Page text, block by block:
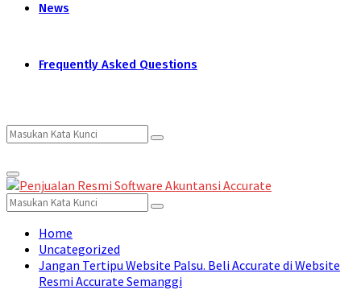
News
Frequently Asked Questions
Search
for:
Search
Primary
Menu
Search
for:
Search
Home
Uncategorized
Jangan Tertipu Website Palsu. Beli Accurate di Website
Resmi Accurate Semanggi